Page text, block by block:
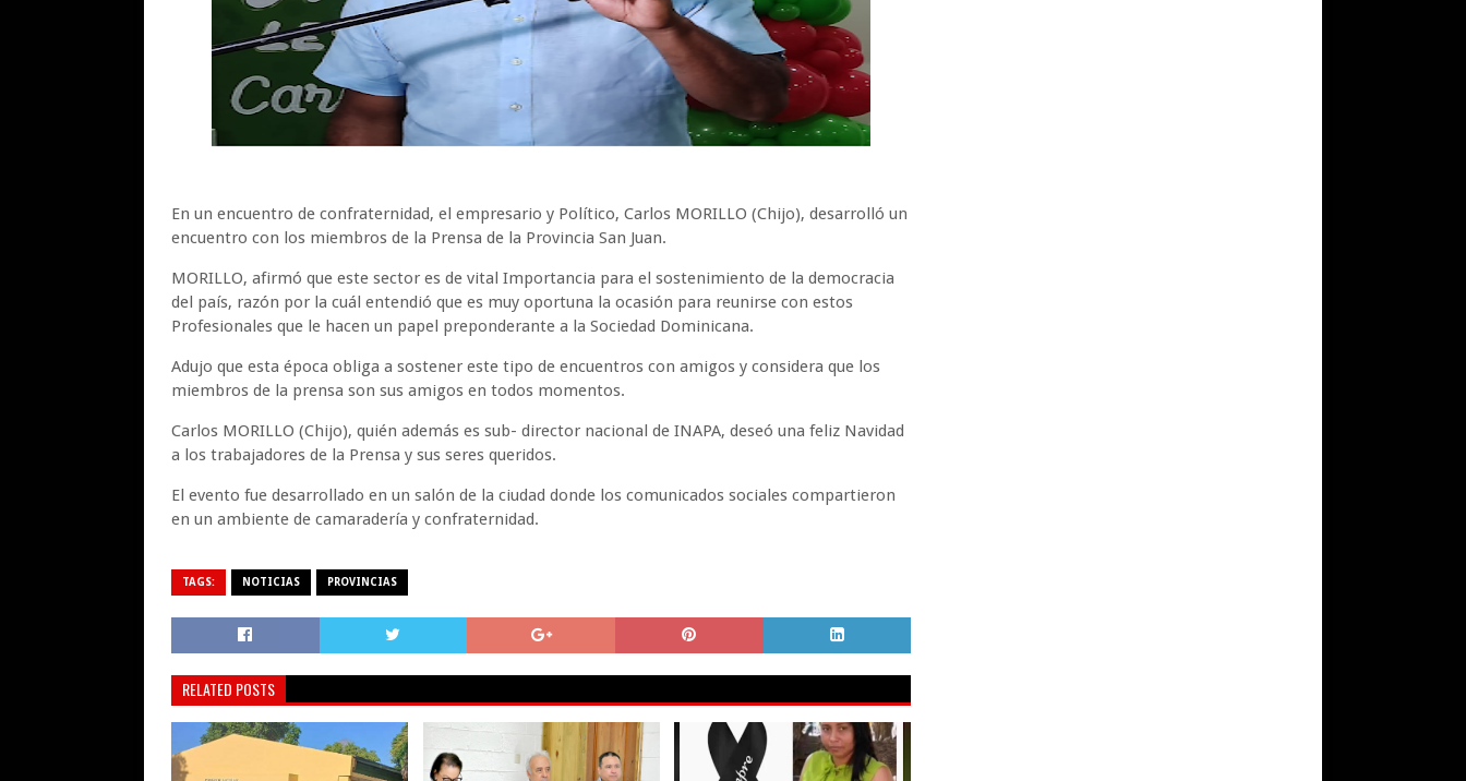
En un encuentro de confraternidad, el empresario y Político, Carlos MORILLO (Chijo), desarrolló un
encuentro con los miembros de la Prensa de la Provincia San Juan.
MORILLO, afirmó que este sector es de vital Importancia para el sostenimiento de la democracia
del país, razón por la cuál entendió que es muy oportuna la ocasión para reunirse con estos
Profesionales que le hacen un papel preponderante a la Sociedad Dominicana.
Adujo que esta época obliga a sostener este tipo de encuentros con amigos y considera que los
miembros de la prensa son sus amigos en todos momentos.
Carlos MORILLO (Chijo), quién además es sub- director nacional de INAPA, deseó una feliz Navidad
a los trabajadores de la Prensa y sus seres queridos.
El evento fue desarrollado en un salón de la ciudad donde los comunicados sociales compartieron
en un ambiente de camaradería y confraternidad.
TAGS: NOTICIAS PROVINCIAS
RELATED POSTS